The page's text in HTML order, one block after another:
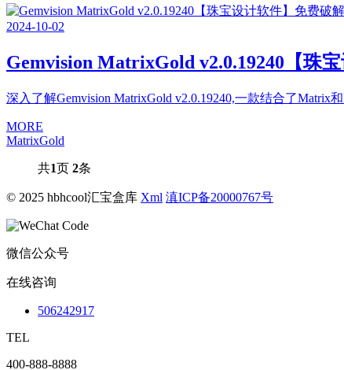
2024-10-02
Gemvision MatrixGold v2.0.19240【珠
深入了解Gemvision MatrixGold v2.0.19240,一款结合了
MORE
MatrixGold
共1页 2条
© 2025 hbhcool汇宝盒库 Xml 滇ICP备20000767号
微信公众号
在线咨询
506242917
TEL
400-888-8888